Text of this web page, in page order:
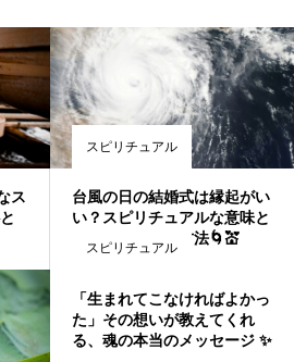
ス
スピリチュアル
台風の日の結婚式は縁起がい
い？スピリチュアルな意味と
前向きに捉える方法🌀💒
スピリチュアル
「生まれてこなければよかっ
た」その想いが教えてくれ
る、魂の本当のメッセージ ✨